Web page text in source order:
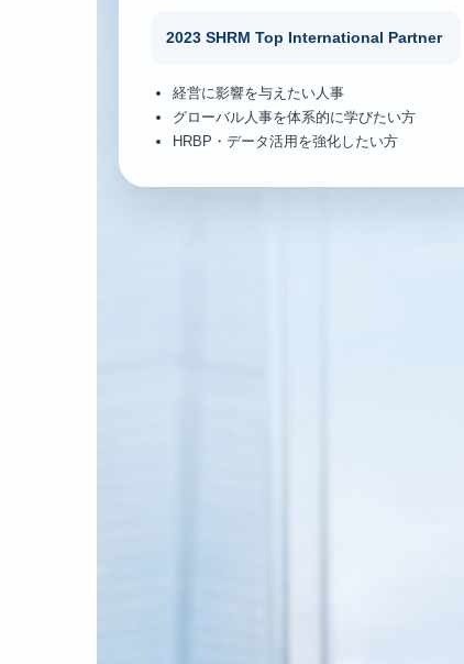
2023 SHRM Top International Partner
経営に影響を与えたい人事
グローバル人事を体系的に学びたい方
HRBP・データ活用を強化したい方